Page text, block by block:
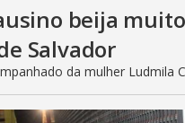
beija
Salvador
da mulher Ludmila